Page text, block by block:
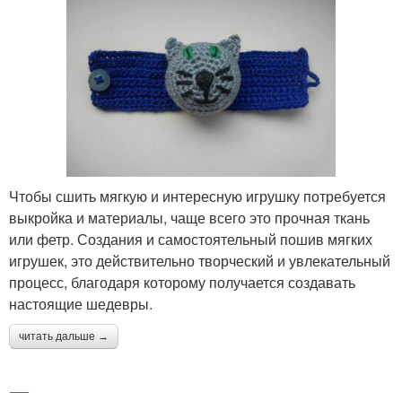
Чтобы сшить мягкую и интересную игрушку потребуется
выкройка и материалы, чаще всего это прочная ткань
или фетр. Создания и самостоятельный пошив мягких
игрушек, это действительно творческий и увлекательный
процесс, благодаря которому получается создавать
настоящие шедевры.
читать дальше →